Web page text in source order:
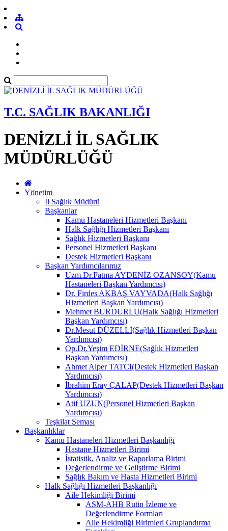
T.C. SAĞLIK BAKANLIĞI
DENİZLİ İL SAĞLIK
MÜDÜRLÜĞÜ
Yönetim
İl Sağlık Müdürü
Başkanlar
Kamu Hastaneleri Hizmetleri Başkanı
Halk Sağlığı Hizmetleri Başkanı
Sağlık Hizmetleri Başkanı
Personel Hizmetleri Başkanı
Destek Hizmetleri Başkanı
Başkan Yardımcılarımız
Uzm.Dr.Fatma AYDENİZ OZANSOY(Kamu
Hastaneleri Başkan Yardımcısı)
Dr. Firdes AKBAŞ VAYVADA(Halk Sağlığı
Hizmetleri Başkan Yardımcısı)
Mehmet BURDURLU(Halk Sağlığı Hizmetleri
Başkan Yardımcısı)
Dr.Mesut DÜZELLİ(Sağlık Hizmetleri Başkan
Yardımcısı)
Op.Dr.Yeşim EDİRNE(Sağlık Hizmetleri
Başkan Yardımcısı)
Ahmet Alper TATCI(Destek Hizmetleri Başkan
Yardımcısı)
İbrahim Eray ÇALAP(Destek Hizmetleri Başkan
Yardımcısı)
Atif UZUN(Personel Hizmetleri Başkan
Yardımcısı)
Teşkilat Şeması
Başkanlıklar
Kamu Hastaneleri Hizmetleri Başkanlığı
Hastane Hizmetleri Birimi
İstatistik, Analiz ve Raporlama Birimi
Değerlendirme ve Geliştirme Birimi
Sağlık Bakım ve Hasta Hizmetleri Birimi
Halk Sağlığı Hizmetleri Başkanlığı
Aile Hekimliği Birimi
ASM-AHB Rutin İzleme ve
Değerlendirme Formları
Aile Hekimliği Birimleri Gruplandırma